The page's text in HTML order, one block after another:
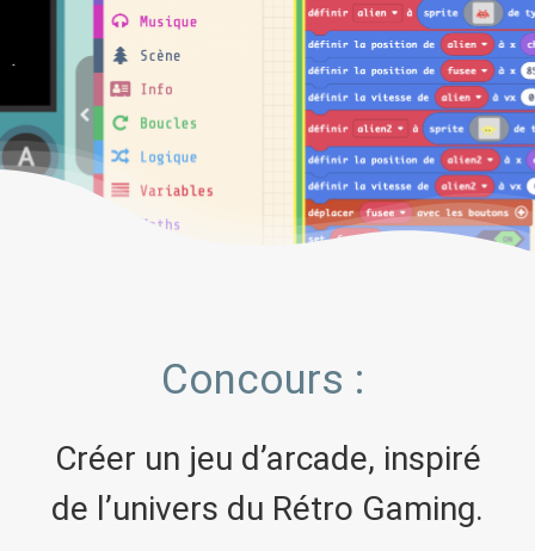
Concours :
Créer un jeu d’arcade, inspiré
de l’univers du Rétro Gaming.